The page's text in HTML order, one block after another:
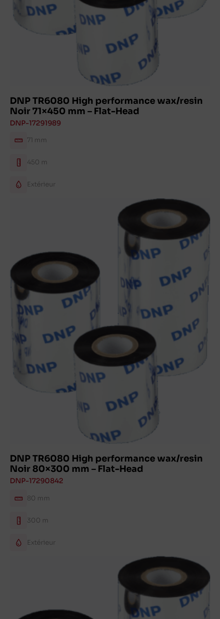
DNP TR6080 High performance wax/resin
Noir 71×450 mm – Flat-Head
DNP-17291989
71 mm
450 m
Extérieur
DNP TR6080 High performance wax/resin
Noir 80×300 mm – Flat-Head
DNP-17290842
80 mm
300 m
Extérieur